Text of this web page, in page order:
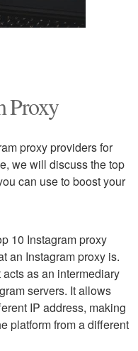
Proxy
proxy providers for
we will discuss the top
can use to boost your
10 Instagram proxy
an Instagram proxy is.
as an intermediary
servers. It allows
IP address, making
platform from a different